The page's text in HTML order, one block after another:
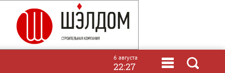
6 августа
22:27